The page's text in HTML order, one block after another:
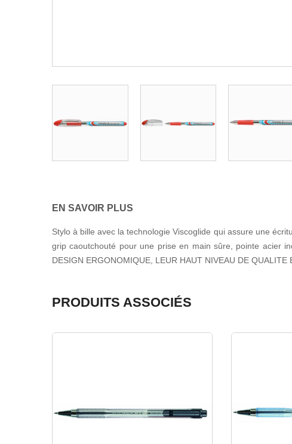
EN SAVOIR PLUS
Stylo à bille avec la technologie Viscoglide qui assure une
grip caoutchouté pour une prise en main sûre, pointe acier
DESIGN ERGONOMIQUE, LEUR HAUT NIVEAU DE
PRODUITS ASSOCIÉS